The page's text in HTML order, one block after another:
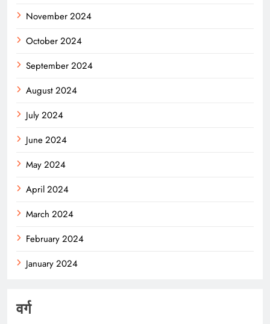
November 2024
October 2024
September 2024
August 2024
July 2024
June 2024
May 2024
April 2024
March 2024
February 2024
January 2024
वर्ग